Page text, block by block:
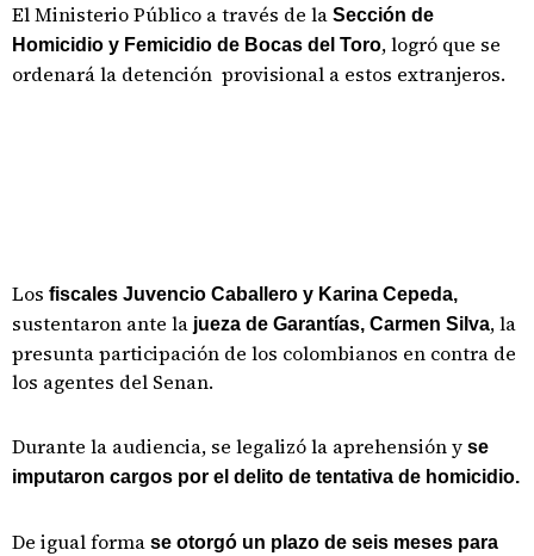
El Ministerio Público a través de la Sección de
Homicidio y Femicidio de Bocas del Toro, logró que se
ordenará la detención provisional a estos extranjeros.
Los fiscales Juvencio Caballero y Karina Cepeda,
sustentaron ante la jueza de Garantías, Carmen Silva, la
presunta participación de los colombianos en contra de
los agentes del Senan.
Durante la audiencia, se legalizó la aprehensión y se
imputaron cargos por el delito de tentativa de homicidio.
De igual forma se otorgó un plazo de seis meses para